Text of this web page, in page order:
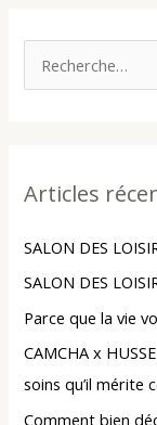
e
c
h
e
r
:
Articles
SALON DES
SALON DES
Parce que la vie
CAMCHA x
soins qu’il mérite
Comment bien